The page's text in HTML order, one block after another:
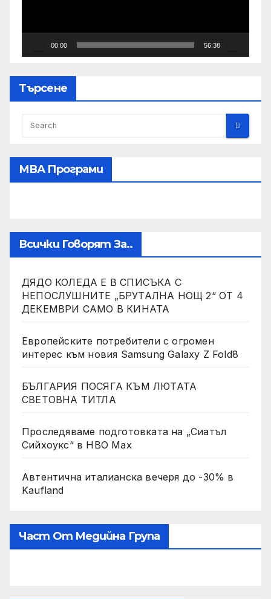
00:00 56:38
Търсене
МВА Програми
Всички Говорят За..
ДЯДО КОЛЕДА Е В СПИСЪКА С
НЕПОСЛУШНИТЕ „БРУТАЛНА НОЩ 2“ ОТ 4
ДЕКЕМВРИ САМО В КИНАТА
Европейските потребители с огромен
интерес към новия Samsung Galaxy Z Fold8
БЪЛГАРИЯ ПОСЯГА КЪМ ЛЮТАТА
СВЕТОВНА ТИТЛА
Проследяваме подготовката на „Сиатъл
Сийхоукс“ в HBO Max
Автентична италианска вечеря до -30% в
Kaufland
Част От Медийна Група